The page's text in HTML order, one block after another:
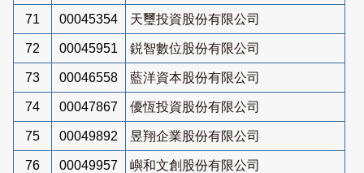
71 00045354 天璽投資股份有限公司
72 00045951 鋭智數位股份有限公司
73 00046558 藍洋資本股份有限公司
74 00047867 優恆投資股份有限公司
75 00049892 昱翔企業股份有限公司
76 00049957 嶼和文創股份有限公司